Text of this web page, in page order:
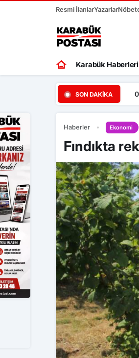
Resmi İlanlarYazarlar
Karabük Haberleri
SON DAKIKA
Haberler Ekonomi
Fındıkta